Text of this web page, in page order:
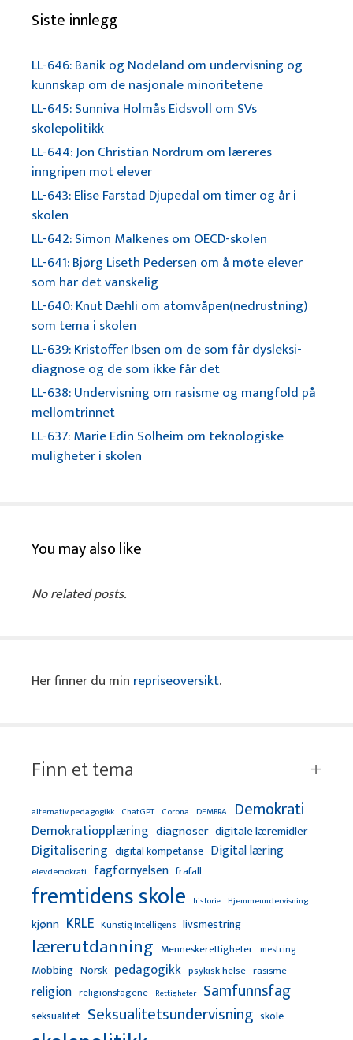
Siste innlegg
LL-646: Banik og Nodeland om undervisning og
kunnskap om de nasjonale minoritetene
LL-645: Sunniva Holmås Eidsvoll om SVs
skolepolitikk
LL-644: Jon Christian Nordrum om læreres
inngripen mot elever
LL-643: Elise Farstad Djupedal om timer og år i
skolen
LL-642: Simon Malkenes om OECD-skolen
LL-641: Bjørg Liseth Pedersen om å møte elever
som har det vanskelig
LL-640: Knut Dæhli om atomvåpen(nedrustning)
som tema i skolen
LL-639: Kristoffer Ibsen om de som får dysleksi-
diagnose og de som ikke får det
LL-638: Undervisning om rasisme og mangfold på
mellomtrinnet
LL-637: Marie Edin Solheim om teknologiske
muligheter i skolen
You may also like
No related posts.
Her finner du min repriseoversikt.
Finn et tema
alternativ pedagogikk ChatGPT Corona DEMBRA Demokrati
Demokratiopplæring diagnoser digitale læremidler
Digitalisering digital kompetanse Digital læring
elevdemokrati fagfornyelsen frafall
fremtidens skole historie Hjemmeundervisning
kjønn KRLE Kunstig Intelligens livsmestring
lærerutdanning Menneskerettigheter mestring
Mobbing Norsk pedagogikk psykisk helse rasisme
religion religionsfagene Rettigheter Samfunnsfag
seksualitet Seksualitetsundervisning skole